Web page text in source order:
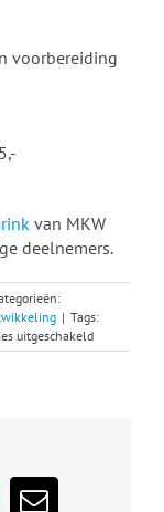
voorbereiding
van MKW
deelnemers.
| Tags:
uitgeschakeldvoor
Data